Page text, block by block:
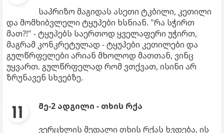
საპრიზო მაგიდას ასეთი ტკბილი, კეთილი
და მომხიბვლელი ტყუპები ხსნიან. "რა სჭირთ
მათ?!" - ტყუპებს საერთოდ ყველაფერი უჭირთ,
მაგრამ კონკრეტულად - ტყუპები კეთილები და
გულწრფელები არიან მხოლოდ მათთან, ვინც
უყვართ. გულწრფელად რომ ვთქვათ, ისინი არ
ზრუნავენ სხვებზე.
მე-2 ადგილი - თხის რქა
ვერცხლის მედალი თხის რქას ხვდება, ის